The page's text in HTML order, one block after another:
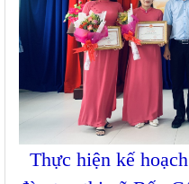
Thực hiện kế